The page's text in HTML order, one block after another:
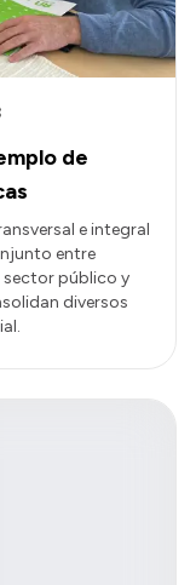
de
e integral
entre
sector público y
diversos